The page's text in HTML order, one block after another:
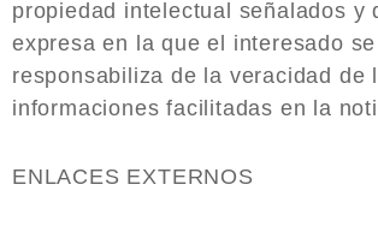
propiedad intelectual señalados y
expresa en la que el interesado se
responsabiliza de la veracidad de
informaciones facilitadas en la
ENLACES EXTERNOS